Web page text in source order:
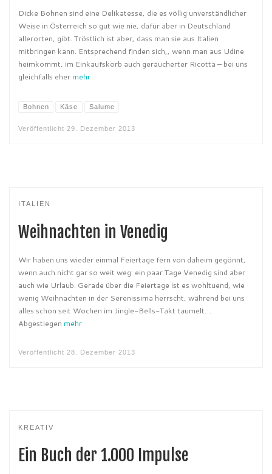
Dicke Bohnen sind eine Delikatesse, die es völlig unverständlicher
Weise in Österreich so gut wie nie, dafür aber in Deutschland
allerorten, gibt. Tröstlich ist aber, dass man sie aus Italien
mitbringen kann. Entsprechend finden sich,, wenn man aus Udine
heimkommt, im Einkaufskorb auch geräucherter Ricotta – bei uns
gleichfalls eher mehr
Bohnen Käse Salume
Veröffentlicht 29. Dezember 2013
ITALIEN
Weihnachten in Venedig
Wir haben uns wieder einmal Feiertage fern von daheim gegönnt,
wenn auch nicht gar so weit weg: ein paar Tage Venedig sind aber
auch wie Urlaub. Gerade über die Feiertage ist es wohltuend, wie
wenig Weihnachten in der Serenissima herrscht, während bei uns
alles schon seit Wochen im Jingle-Bells-Takt taumelt…
Abgestiegen mehr
Veröffentlicht 28. Dezember 2013
KREATIV
Ein Buch der 1.000 Impulse